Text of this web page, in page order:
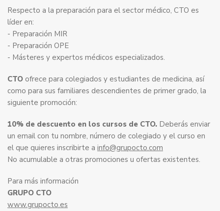
Respecto a la preparación para el sector médico, CTO es
líder en:
- Preparación MIR
- Preparación OPE
- Másteres y expertos médicos especializados.
CTO ofrece para colegiados y estudiantes de medicina, así
como para sus familiares descendientes de primer grado, la
siguiente promoción:
10% de descuento en los cursos de CTO. Deberás enviar
un email con tu nombre, número de colegiado y el curso en
el que quieres inscribirte a info@grupocto.com
No acumulable a otras promociones u ofertas existentes.
Para más información
GRUPO CTO
www.grupocto.es